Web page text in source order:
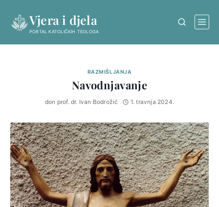
content
Vjera i djela
PORTAL KATOLIČKIH TEOLOGA
RAZMIŠLJANJA
Navodnjavanje
don prof. dr. Ivan Bodrožić 1. travnja 2024.